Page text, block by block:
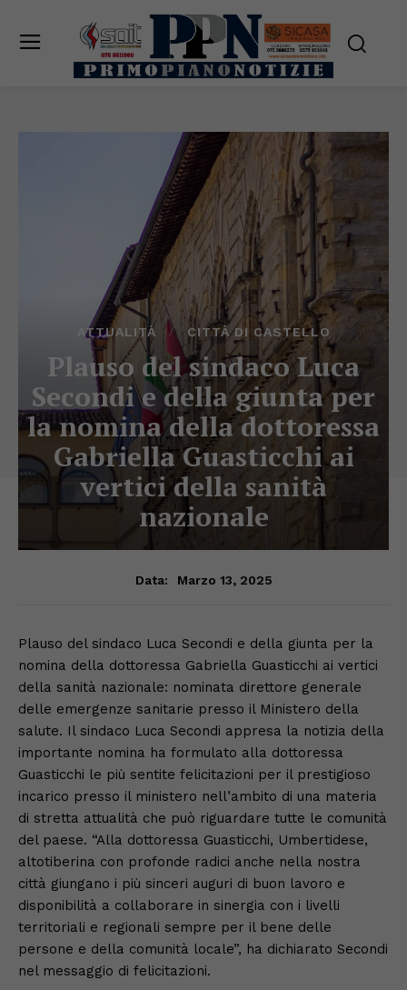
ATTUALITÀ CITTÀ DI CASTELLO
Plauso del sindaco Luca
Secondi e della giunta per
la nomina della dottoressa
Gabriella Guasticchi ai
vertici della sanità
nazionale
Data: Marzo 13, 2025
Plauso del sindaco Luca Secondi e della giunta per la
nomina della dottoressa Gabriella Guasticchi ai vertici
della sanità nazionale: nominata direttore generale
delle emergenze sanitarie presso il Ministero della
salute. Il sindaco Luca Secondi appresa la notizia della
importante nomina ha formulato alla dottoressa
Guasticchi le più sentite felicitazioni per il prestigioso
incarico presso il ministero nell’ambito di una materia
di stretta attualità che può riguardare tutte le comunità
del paese. “Alla dottoressa Guasticchi, Umbertidese,
altotiberina con profonde radici anche nella nostra
città giungano i più sinceri auguri di buon lavoro e
disponibilità a collaborare in sinergia con i livelli
territoriali e regionali sempre per il bene delle
persone e della comunità locale”, ha dichiarato Secondi
nel messaggio di felicitazioni.